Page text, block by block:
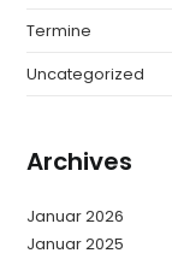
Termine
Uncategorized
Archives
Januar 2026
Januar 2025